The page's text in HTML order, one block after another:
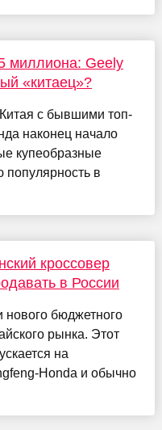
миллиона: Geely
«китаец»?
с бывшими топ-
наконец начало
купеобразные
в
кроссовер
в России
нового бюджетного
рынка. Этот
на
Honda и обычно